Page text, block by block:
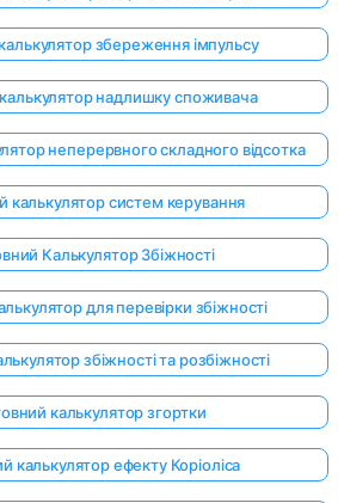
збереження імпульсу
надлишку споживача
неперервного складного відсотка
калькулятор систем керування
Калькулятор Збіжності
для перевірки збіжності
збіжності та розбіжності
калькулятор згортки
калькулятор ефекту Коріоліса